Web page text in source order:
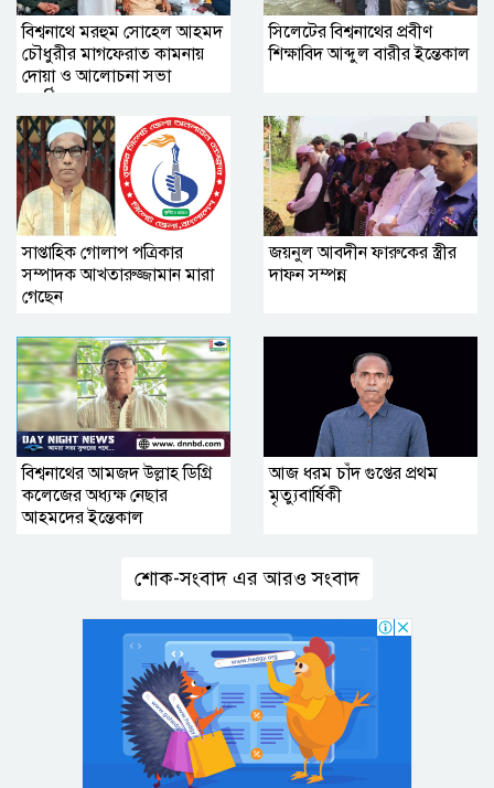
বিশ্বনাথে মরহুম সোহেল আহমদ
চৌধুরীর মাগফেরাত কামনায়
দোয়া ও আলোচনা সভা
অনুষ্ঠিত
সিলেটের বিশ্বনাথের প্রবীণ
শিক্ষাবিদ আব্দুল বারীর ইন্তেকাল
সাপ্তাহিক গোলাপ পত্রিকার
সম্পাদক আখতারুজ্জামান মারা
গেছেন
জয়নুল আবদীন ফারুকের স্ত্রীর
দাফন সম্পন্ন
বিশ্বনাথের আমজদ উল্লাহ ডিগ্রি
কলেজের অধ্যক্ষ নেছার
আহমদের ইন্তেকাল
আজ ধরম চাঁদ গুপ্তের প্রথম
মৃত্যুবার্ষিকী
শোক-সংবাদ এর আরও সংবাদ